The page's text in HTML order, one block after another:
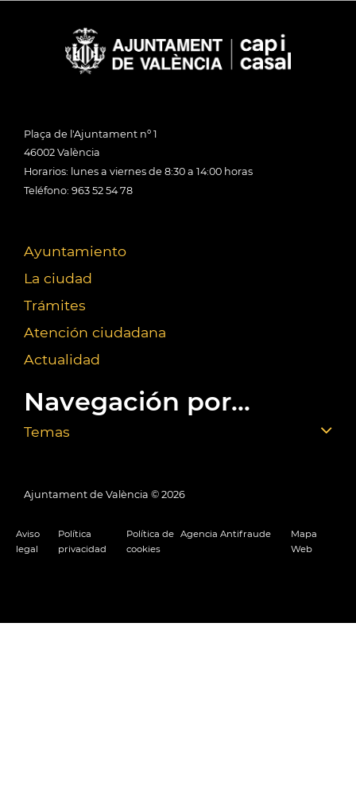
Plaça de l'Ajuntament nº 1
46002 València
Horarios: lunes a viernes de 8:30 a 14:00 horas
Teléfono: 963 52 54 78
Ayuntamiento
La ciudad
Trámites
Atención ciudadana
Actualidad
Navegación por...
Temas
Ajuntament de València © 2026
Aviso
legal
Política
privacidad
Política de
cookies
Agencia Antifraude
Mapa
Web